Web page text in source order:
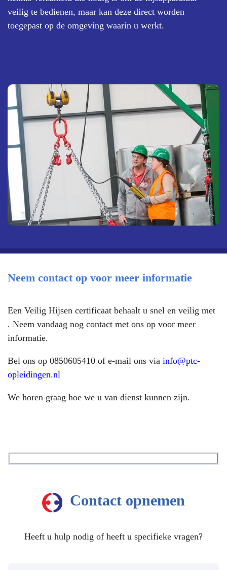
veilig te bedienen, maar kan deze direct worden
toegepast op de omgeving waarin u werkt.
Neem contact op voor meer informatie
Een Veilig Hijsen certificaat behaalt u snel en veilig met
. Neem vandaag nog contact met ons op voor meer
informatie.
Bel ons op 0850605410 of e-mail ons via info@ptc-
opleidingen.nl
We horen graag hoe we u van dienst kunnen zijn.
Contact opnemen
Heeft u hulp nodig of heeft u specifieke vragen?